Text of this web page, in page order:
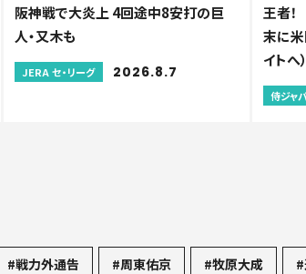
阪神戦で大炎上 4回途中8安打の巨
人・又木も
JERA セ・リーグ 2026.8.7
王者
末に
イトへ）
侍ジャ
#戦力外通告 #周東佑京 #牧原大成